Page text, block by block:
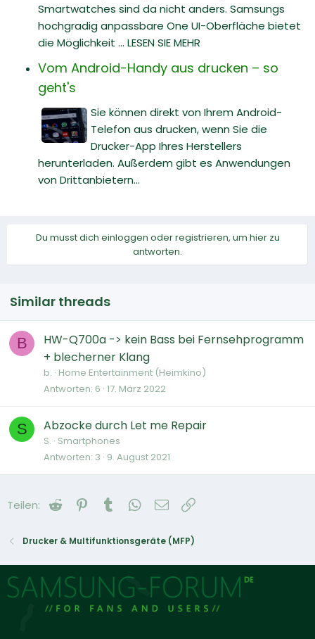
Smartwatches sind da nicht anders. Samsungs
hochgradig anpassbare One UI-Oberfläche bietet
die Möglichkeit ... LESEN SIE MEHR
Vom Android-Handy aus drucken – so
geht's
Sie können direkt von Ihrem Android-
Telefon aus drucken, wenn Sie die
Drucker-App Ihres Herstellers
herunterladen. Außerdem gibt es Anwendungen
von Drittanbietern...
Du musst dich einloggen oder registrieren, um hier zu
antworten.
Similar threads
B
HW-Q700a -> kein Bass bei Fernsehprogramm
+ blecherner Klang
b. Home Entertainment (Heimkino)
Antworten 6 17. März 2022
S Abzocke durch Let me Repair
S. Smartphones
Antworten 3 9. August 2021
Teilen: Reddit Pinterest
Tumblr WhatsApp
E-Mail
Drucker & Multifunktionsgeräte (MFP)